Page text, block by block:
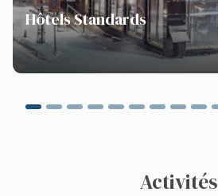
Hôtels Standards
Activités